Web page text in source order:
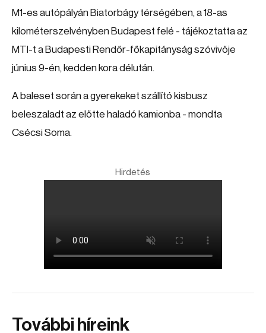
M1-es autópályán Biatorbágy térségében, a 18-as
kilométerszelvényben Budapest felé - tájékoztatta az
MTI-t a Budapesti Rendőr-főkapitányság szóvivője
június 9-én, kedden kora délután.
A baleset során a gyerekeket szállító kisbusz
beleszaladt az előtte haladó kamionba - mondta
Csécsi Soma.
Hirdetés
További híreink